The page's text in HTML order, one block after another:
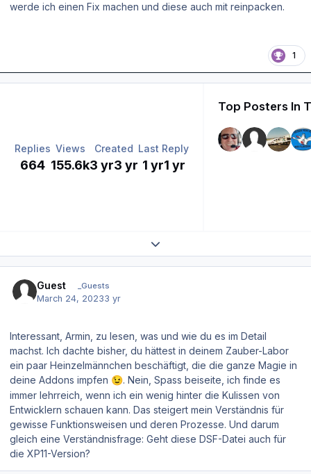
werde ich einen Fix machen und diese auch mit reinpacken.
1
Replies
664
Views
155.6k
Created
3 yr3 yr
Last Reply
1 yr1 yr
Top Posters In
Expand topic overview
Guest _Guests
March 24, 20233 yr
Interessant, Armin, zu lesen, was und wie du es im Detail
machst. Ich dachte bisher, du hättest in deinem Zauber-Labor
ein paar Heinzelmännchen beschäftigt, die die ganze Magie in
deine Addons impfen 😉. Nein, Spass beiseite, ich finde es
immer lehrreich, wenn ich ein wenig hinter die Kulissen von
Entwicklern schauen kann. Das steigert mein Verständnis für
gewisse Funktionsweisen und deren Prozesse. Und darum
gleich eine Verständnisfrage: Geht diese DSF-Datei auch für
die XP11-Version?